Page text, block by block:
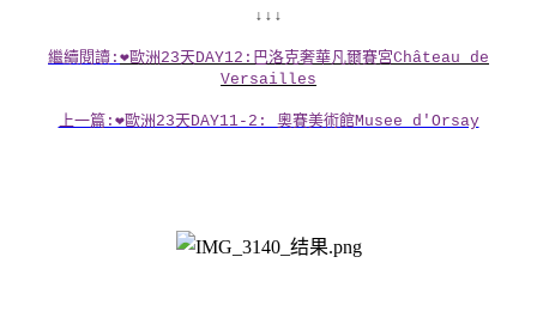
↓↓↓
繼續閱讀: ❤歐洲23天DAY12:巴洛克奢華凡爾賽宮Château de
Versailles
上一篇:❤歐洲23天DAY11-2: 奧賽美術館Musee d'Orsay